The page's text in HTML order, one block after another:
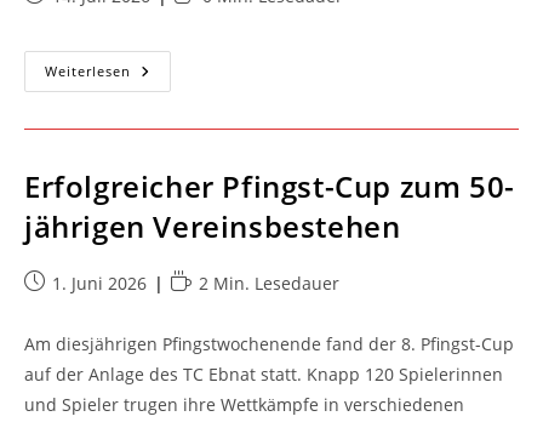
Weiterlesen Einladung
Zum
Erfolgreicher Pfingst-Cup zum 50-
jährigen Vereinsbestehen
Beitrag1. Juni 2026 Lesedauer:
2 Min. Lesedauer
Am diesjährigen Pfingstwochenende fand der 8. Pfingst-Cup
auf der Anlage des TC Ebnat statt. Knapp 120 Spielerinnen
und Spieler trugen ihre Wettkämpfe in verschiedenen